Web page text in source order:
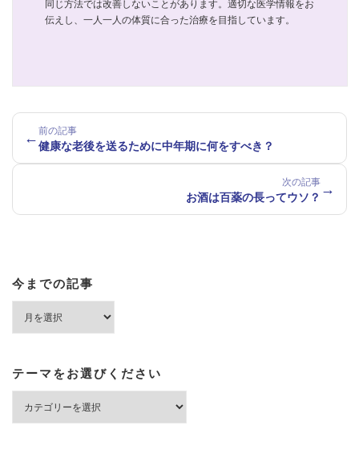
同じ方法では改善しないことがあります。適切な医学情報をお
伝えし、一人一人の体質に合った治療を目指しています。
← 前の記事
健康な老後を送るために中年期に何をすべき？
次の記事
お酒は百薬の長ってウソ？ →
今までの記事
記
テーマをお選びください